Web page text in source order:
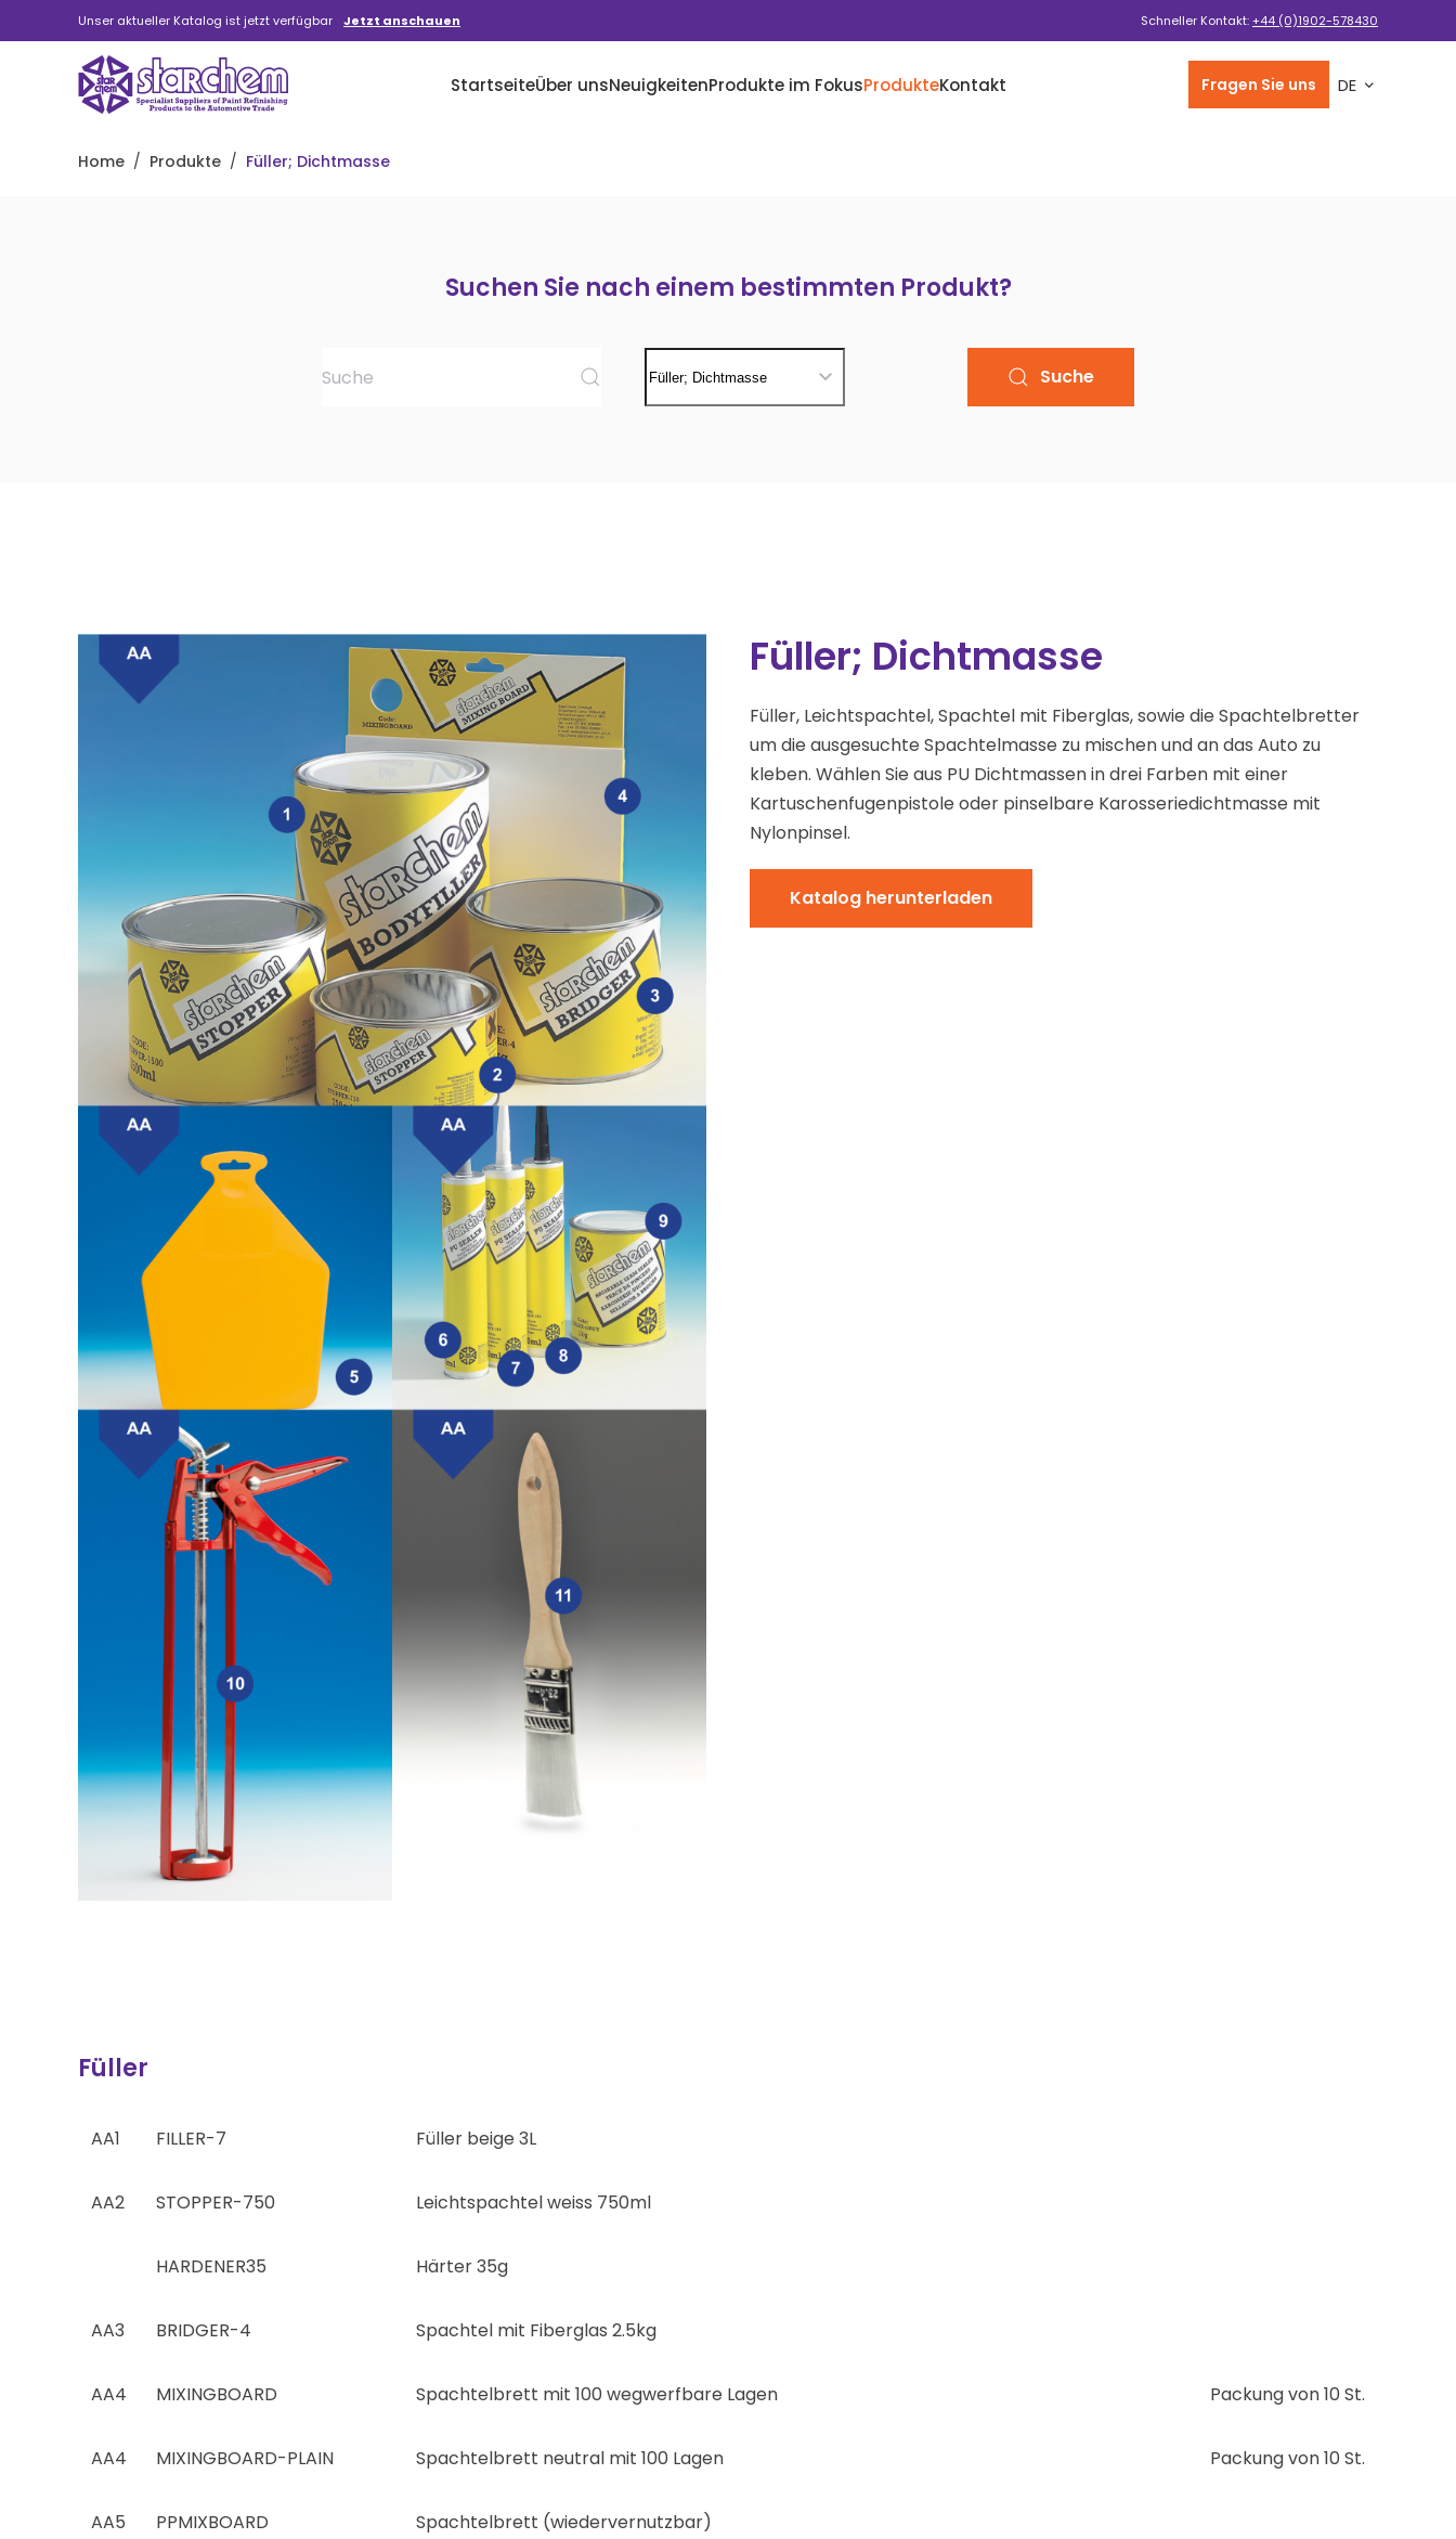
Zum Hauptinhalt springen
Unser aktueller Katalog ist jetzt verfügbar Jetzt anschauen Schneller Kontakt:+44 (0)1902-578430
StartseiteÜber unsNeuigkeitenProdukte im FokusProdukteKontakt Fragen Sie uns DE
Home Produkte Füller; Dichtmasse
Suchen Sie nach einem bestimmten Produkt?
Suche
Füller; Dichtmasse
Füller, Leichtspachtel, Spachtel mit Fiberglas, sowie die Spachtelbretter
um die ausgesuchte Spachtelmasse zu mischen und an das Auto zu
kleben. Wählen Sie aus PU Dichtmassen in drei Farben mit einer
Kartuschenfugenpistole oder pinselbare Karosseriedichtmasse mit
Nylonpinsel.
Katalog herunterladen
Füller
AA1 FILLER-7 Füller beige 3L
AA2 STOPPER-750 Leichtspachtel weiss 750ml
HARDENER35 Härter 35g
AA3 BRIDGER-4 Spachtel mit Fiberglas 2.5kg
AA4 MIXINGBOARD Spachtelbrett mit 100 wegwerfbare Lagen Packung von 10 St.
AA4 MIXINGBOARD-PLAIN Spachtelbrett neutral mit 100 Lagen Packung von 10 St.
AA5 PPMIXBOARD Spachtelbrett (wiedervernutzbar)